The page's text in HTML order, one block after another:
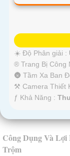
☀️ Độ Phân giải :
®️ Trang Bị Công
🌚 Tầm Xa Ban
⚒ Camera Thiết
️ƒ Khả Năng :
Công Dụng Và
Trộm